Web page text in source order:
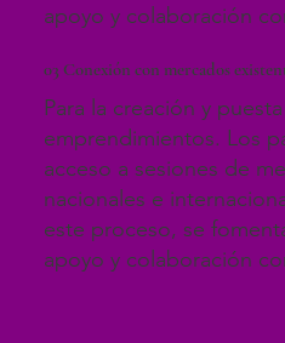
apoyo y colaboración
03 Conexión con mercados
Para la creación y
emprendimientos. Los
acceso a sesiones de
nacionales e
este proceso, se
apoyo y colaboración